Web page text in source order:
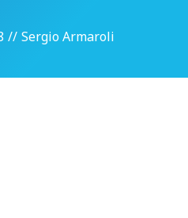
// Sergio Armaroli